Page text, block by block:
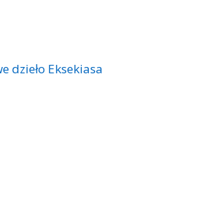
dzieło Eksekiasa